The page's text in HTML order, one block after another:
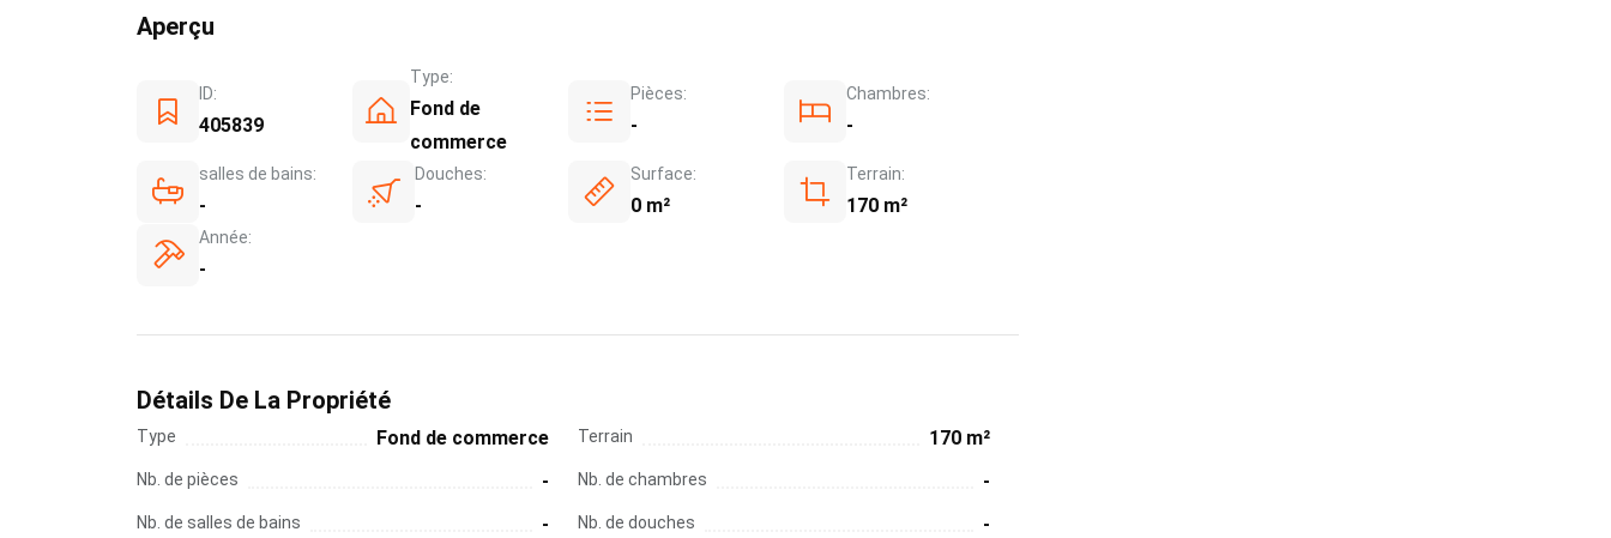
Aperçu
ID:
405839
Type:
Fond de
commerce
Pièces:
-
Chambres:
-
salles de bains:
-
Douches:
-
Surface:
0 m²
Terrain:
170 m²
Année:
-
Détails De La Propriété
Type Fond de commerce Terrain 170 m²
Nb. de pièces - Nb. de chambres -
Nb. de salles de bains - Nb. de douches -